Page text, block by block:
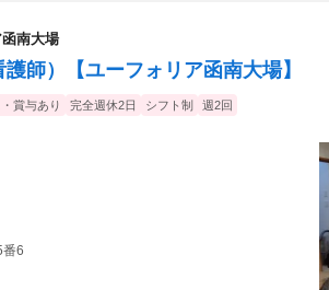
南大場
師）【ユーフォリア函南大場】
賞与あり 完全週休2日 シフト制 週2回
6